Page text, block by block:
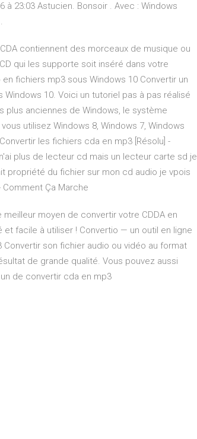
23:03 Astucien. Bonsoir . Avec : Windows
contiennent des morceaux de musique ou
qui les supporte soit inséré dans votre
fichiers mp3 sous Windows 10 Convertir un
10. Voici un tutoriel pas à pas réalisé
plus anciennes de Windows, le système
utilisez Windows 8, Windows 7, Windows
les fichiers cda en mp3 [Résolu] -
plus de lecteur cd mais un lecteur carte sd je
propriété du fichier sur mon cd audio je vpois
Ça Marche
meilleur moyen de convertir votre CDDA en
facile à utiliser ! Convertio — un outil en ligne
son fichier audio ou vidéo au format
de grande qualité. Vous pouvez aussi
de convertir cda en mp3